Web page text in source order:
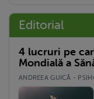
Editorial
4 lucruri pe
Mondială a
ANDREEA GUICĂ -